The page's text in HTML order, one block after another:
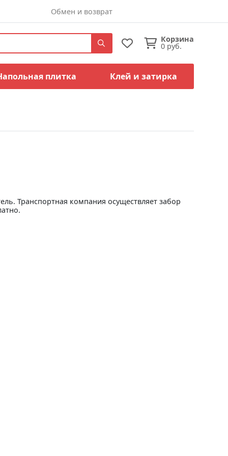
Обмен и возврат
Корзина
0 руб.
плитка Клей и затирка
Транспортная компания осуществляет забор